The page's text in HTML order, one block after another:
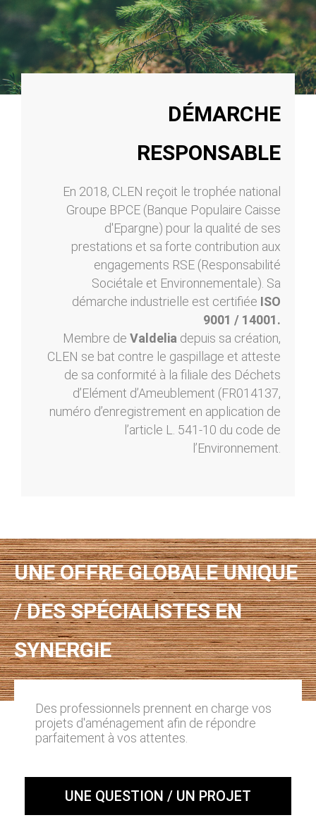
DÉMARCHE
RESPONSABLE
En 2018, CLEN reçoit le trophée national
Groupe BPCE (Banque Populaire Caisse
d'Epargne) pour la qualité de ses
prestations et sa forte contribution aux
engagements RSE (Responsabilité
Sociétale et Environnementale). Sa
démarche industrielle est certifiée ISO
9001 / 14001.
Membre de Valdelia depuis sa création,
CLEN se bat contre le gaspillage et atteste
de sa conformité à la filiale des Déchets
d’Elément d’Ameublement (FR014137,
numéro d’enregistrement en application de
l’article L. 541-10 du code de
l’Environnement.
UNE OFFRE GLOBALE UNIQUE
/ DES SPÉCIALISTES EN
SYNERGIE
Des professionnels prennent en charge vos
projets d'aménagement afin de répondre
parfaitement à vos attentes.
UNE QUESTION / UN PROJET